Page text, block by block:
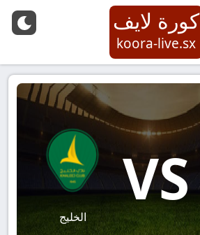
كورة لايف
koora-live.sx
VS
الخليج